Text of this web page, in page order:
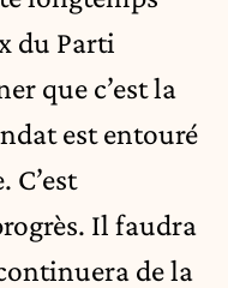
du Parti
que c’est la
est entouré
C’est
Il faudra
de la